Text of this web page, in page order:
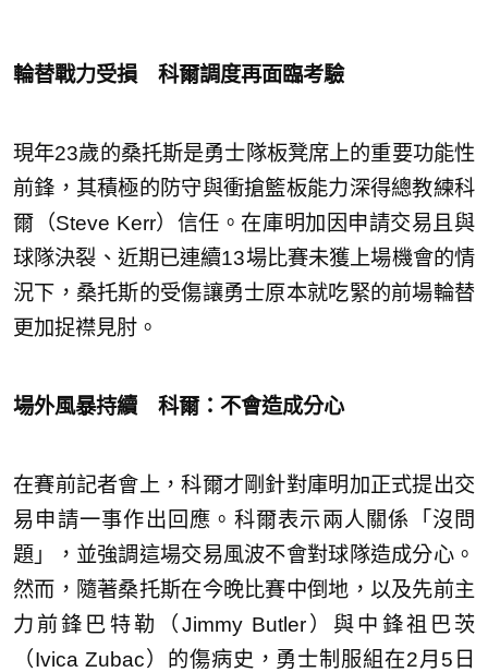
輪替戰力受損 科爾調度再面臨考驗
現年23歲的桑托斯是勇士隊板凳席上的重要功能性
前鋒，其積極的防守與衝搶籃板能力深得總教練科
爾（Steve Kerr）信任。在庫明加因申請交易且與
球隊決裂、近期已連續13場比賽未獲上場機會的情
況下，桑托斯的受傷讓勇士原本就吃緊的前場輪替
更加捉襟見肘。
場外風暴持續 科爾：不會造成分心
在賽前記者會上，科爾才剛針對庫明加正式提出交
易申請一事作出回應。科爾表示兩人關係「沒問
題」，並強調這場交易風波不會對球隊造成分心。
然而，隨著桑托斯在今晚比賽中倒地，以及先前主
力前鋒巴特勒（Jimmy Butler）與中鋒祖巴茨
（Ivica Zubac）的傷病史，勇士制服組在2月5日